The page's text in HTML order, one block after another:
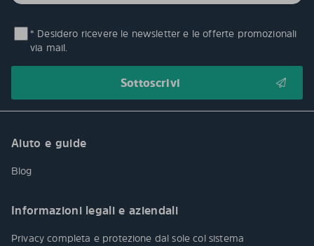
* Desidero ricevere le newsletter e le offerte promozionali
via mail.
Aiuto e guide
Blog
Informazioni legali e aziendali
Privacy completa e protezione dal sole col sistema